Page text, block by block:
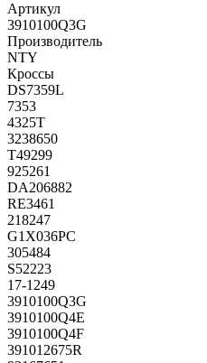
Артикул
3910100Q3G
Производитель
NTY
Кроссы
DS7359L
7353
4325T
3238650
T49299
925261
DA206882
RE3461
218247
G1X036PC
305484
S52223
17-1249
3910100Q3G
3910100Q4E
3910100Q4F
391012675R